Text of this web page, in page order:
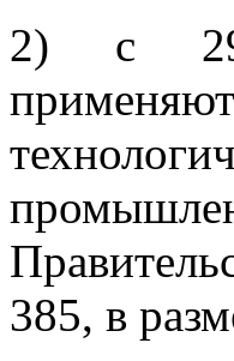
2) с
385, в